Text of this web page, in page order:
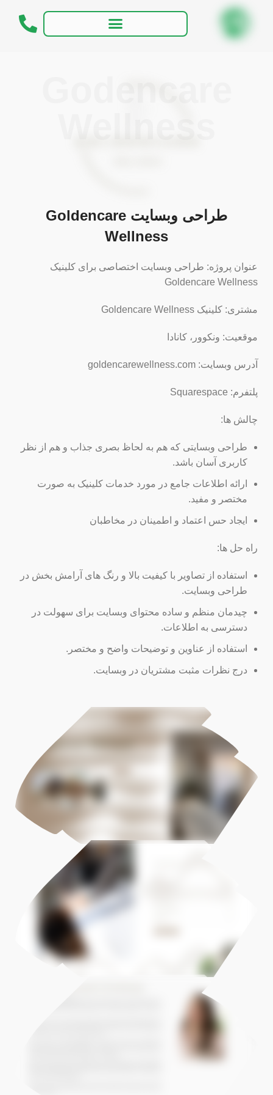
طراحی وبسایت Goldencare
Wellness
عنوان پروژه: طراحی وبسایت اختصاصی برای کلینیک
Goldencare Wellness
مشتری: کلینیک Goldencare Wellness
موقعیت: ونکوور، کانادا
آدرس وبسایت: goldencarewellness.com
پلتفرم: Squarespace
چالش ها:
طراحی وبسایتی که هم به لحاظ بصری جذاب و هم از نظر
کاربری آسان باشد.
ارائه اطلاعات جامع در مورد خدمات کلینیک به صورت
مختصر و مفید.
ایجاد حس اعتماد و اطمینان در مخاطبان
راه حل ها:
استفاده از تصاویر با کیفیت بالا و رنگ های آرامش بخش در
طراحی وبسایت.
چیدمان منظم و ساده محتوای وبسایت برای سهولت در
دسترسی به اطلاعات.
استفاده از عناوین و توضیحات واضح و مختصر.
درج نظرات مثبت مشتریان در وبسایت.